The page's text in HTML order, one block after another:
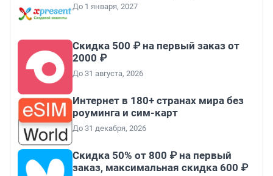
До 1 января, 2027
Скидка 500 ₽ на первый заказ от
2000 ₽
До 31 августа, 2026
Интернет в 180+ странах мира без
роуминга и сим-карт
До 31 декабря, 2026
Скидка 50% от 800 ₽ на первый
заказ, максимальная скидка 600 ₽